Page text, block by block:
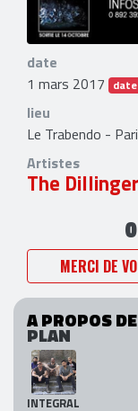
date
1 mars 2017
lieu
Le Trabendo -
Artistes
The
MERCI DE
A PROPOS DE
PLAN
INTEGRAL